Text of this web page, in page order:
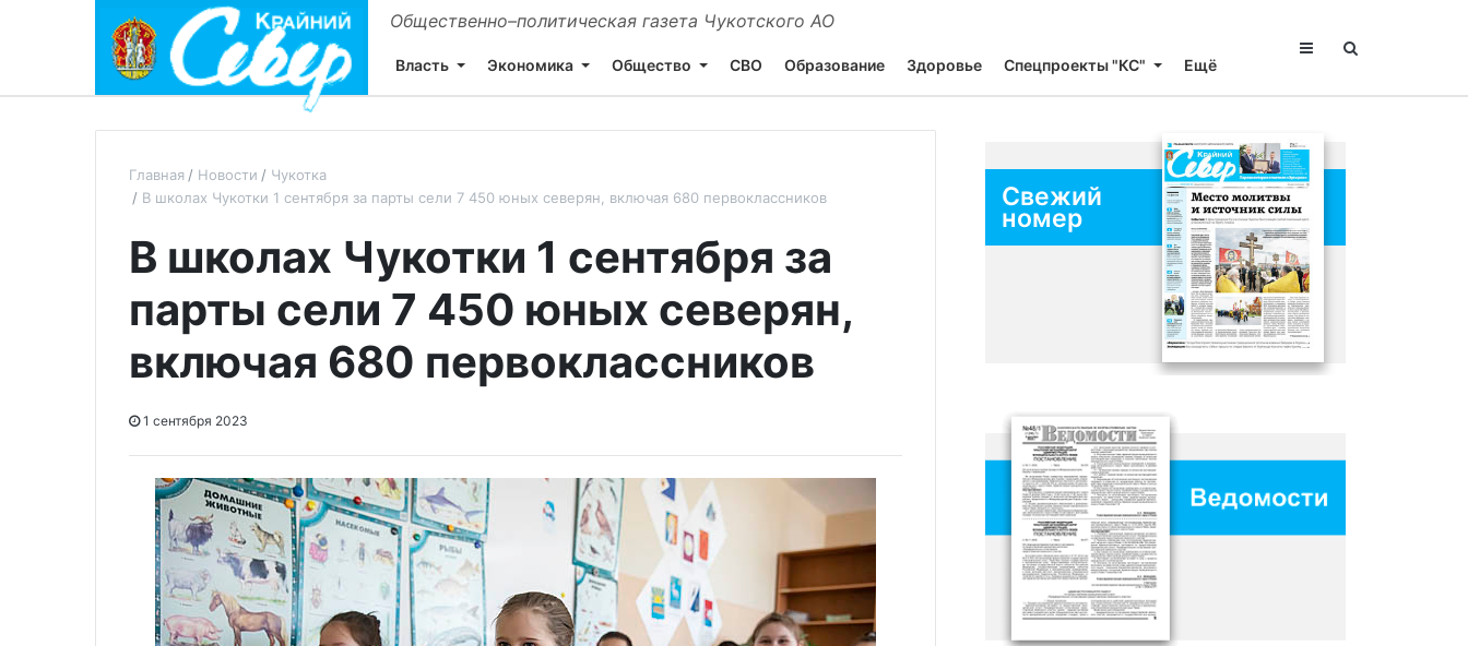
Общественно–политическая газета Чукотского АО
Власть Экономика Общество СВО Образование Здоровье Спецпроекты "КС" Ещё
Главная Новости
Чукотка
В школах Чукотки 1 сентября за парты сели 7 450 юных северян, включая 680 первоклассников
В школах Чукотки 1 сентября за
парты сели 7 450 юных северян,
включая 680 первоклассников
1 сентября 2023
Свежий
номер